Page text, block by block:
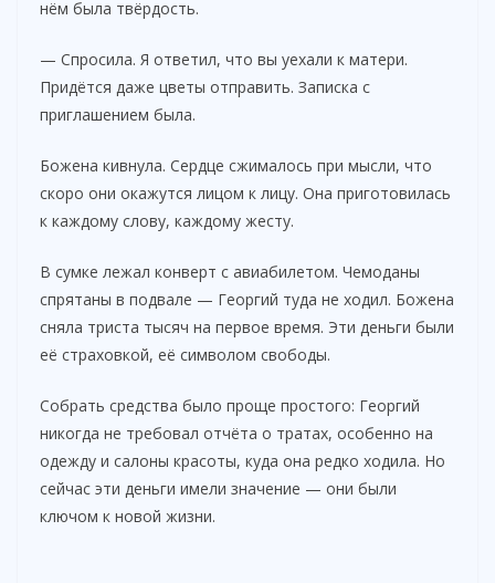
нём была твёрдость.
— Спросила. Я ответил, что вы уехали к матери.
Придётся даже цветы отправить. Записка с
приглашением была.
Божена кивнула. Сердце сжималось при мысли, что
скоро они окажутся лицом к лицу. Она приготовилась
к каждому слову, каждому жесту.
В сумке лежал конверт с авиабилетом. Чемоданы
спрятаны в подвале — Георгий туда не ходил. Божена
сняла триста тысяч на первое время. Эти деньги были
её страховкой, её символом свободы.
Собрать средства было проще простого: Георгий
никогда не требовал отчёта о тратах, особенно на
одежду и салоны красоты, куда она редко ходила. Но
сейчас эти деньги имели значение — они были
ключом к новой жизни.